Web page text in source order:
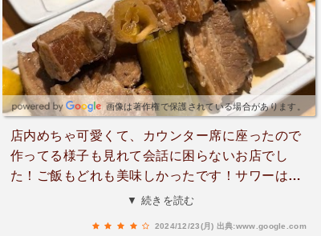
画像は著作権で保護されている場合があります。
店内めちゃ可愛くて、カウンター席に座ったので
作ってる様子も見れて会話に困らないお店でし
た！ご飯もどれも美味しかったです！サワーはシ
ャーベットが上に乗ってて、かためだったので若
▼ 続きを読む
2024/12/23(月) 出典:www.google.com